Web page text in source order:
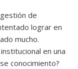
de
lograr en
mucho.
en una
conocimiento?